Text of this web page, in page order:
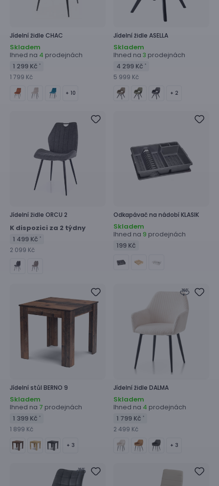
Jídelní židle CHAC
Skladem
Ihned na 4 prodejnách
1 299 Kč *
1 799 Kč
+ 10
Jídelní židle ASELLA
Skladem
Ihned na 3 prodejnách
4 299 Kč *
5 999 Kč
+ 2
Jídelní židle ORCU 2
K dispozici za 2 týdny
1 499 Kč *
2 099 Kč
Odkapávač na nádobíKLASIK
Skladem
Ihned na 9 prodejnách
199 Kč
Jídelní stůl BERNO 9
Skladem
Ihned na 7 prodejnách
1 399 Kč *
1 899 Kč
+ 3
Jídelní židle DALMA
Skladem
Ihned na 4 prodejnách
1 799 Kč *
2 499 Kč
+ 3